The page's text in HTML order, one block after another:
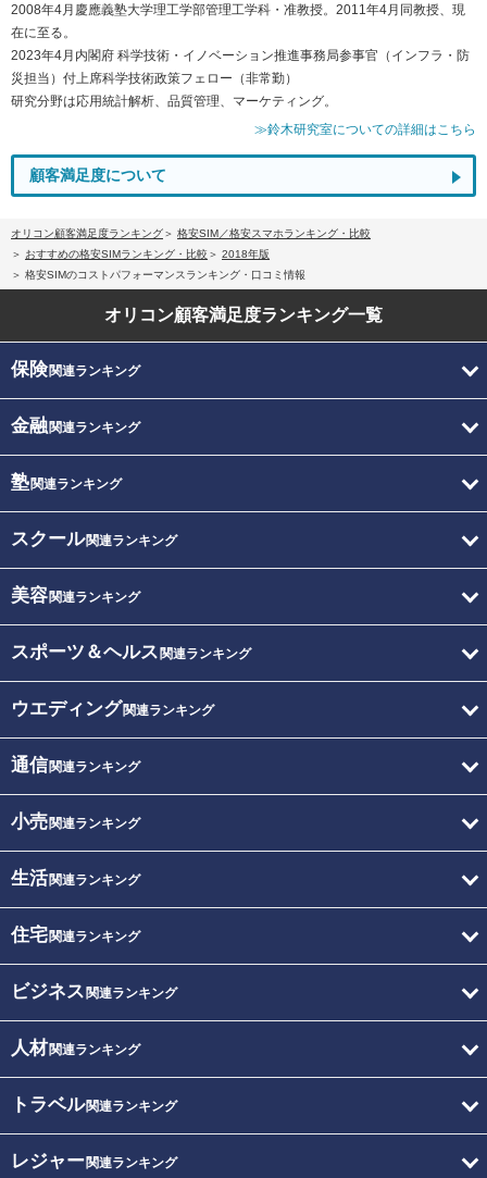
2008年4月慶應義塾大学理工学部管理工学科・准教授。2011年4月同教授、現
在に至る。
2023年4月内閣府 科学技術・イノベーション推進事務局参事官（インフラ・防
災担当）付上席科学技術政策フェロー（非常勤）
研究分野は応用統計解析、品質管理、マーケティング。
≫鈴木研究室についての詳細はこちら
顧客満足度について
オリコン顧客満足度ランキング
格安SIM／格安スマホランキング・比較
おすすめの格安SIMランキング・比較
2018年版
格安SIMのコストパフォーマンスランキング・口コミ情報
オリコン顧客満足度ランキング一覧
保険関連ランキング
金融関連ランキング
塾関連ランキング
スクール関連ランキング
美容関連ランキング
スポーツ＆ヘルス 関連ランキング
ウエディング関連ランキング
通信関連ランキング
小売関連ランキング
生活関連ランキング
住宅関連ランキング
ビジネス 関連ランキング
人材関連ランキング
トラベル関連ランキング
レジャー関連ランキング